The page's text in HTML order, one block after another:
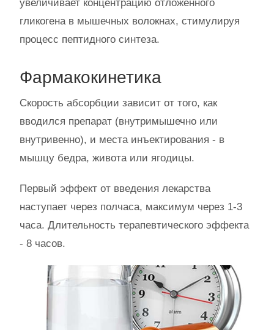
увеличивает концентрацию отложенного
гликогена в мышечных волокнах, стимулируя
процесс пептидного синтеза.
Фармакокинетика
Скорость абсорбции зависит от того, как
вводился препарат (внутримышечно или
внутривенно), и места инъектирования - в
мышцу бедра, живота или ягодицы.
Первый эффект от введения лекарства
наступает через полчаса, максимум через 1-3
часа. Длительность терапевтического эффекта
- 8 часов.